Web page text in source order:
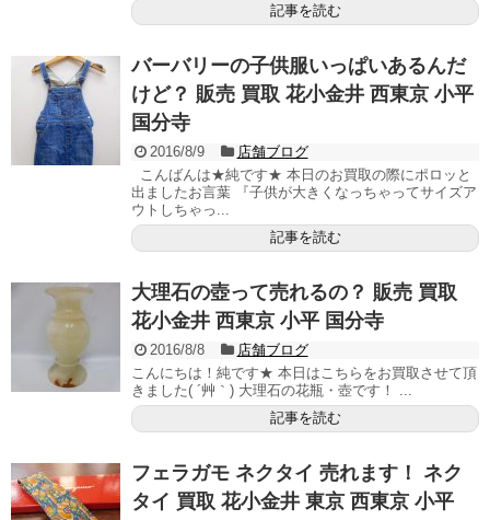
記事を読む
バーバリーの子供服いっぱいあるんだ
けど？ 販売 買取 花小金井 西東京 小平
国分寺
2016/8/9
店舗ブログ
こんばんは★純です★ 本日のお買取の際にポロッと
出ましたお言葉 『子供が大きくなっちゃってサイズア
ウトしちゃっ...
記事を読む
大理石の壺って売れるの？ 販売 買取
花小金井 西東京 小平 国分寺
2016/8/8
店舗ブログ
こんにちは！純です★ 本日はこちらをお買取させて頂
きました( ´艸｀) 大理石の花瓶・壺です！ ...
記事を読む
フェラガモ ネクタイ 売れます！ ネク
タイ 買取 花小金井 東京 西東京 小平